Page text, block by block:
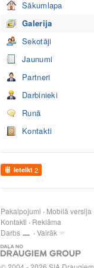
Sākumlapa
Galerija
Sekotāji
Jaunumi
Partneri
Darbinieki
Runā
Kontakti
Ieteikt 2
Pakalpojumi Mobilā versija
Kontakti
Reklāma
Darbs
Vairāk